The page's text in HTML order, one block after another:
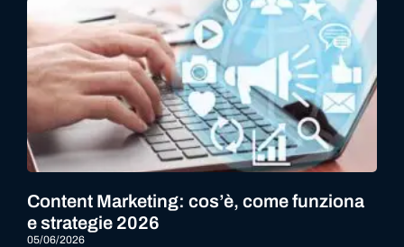
Content Marketing: cos’è, come funziona
e strategie 2026
05/06/2026